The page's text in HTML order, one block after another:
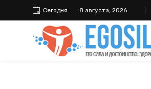
Сегодня: 8 августа, 2026